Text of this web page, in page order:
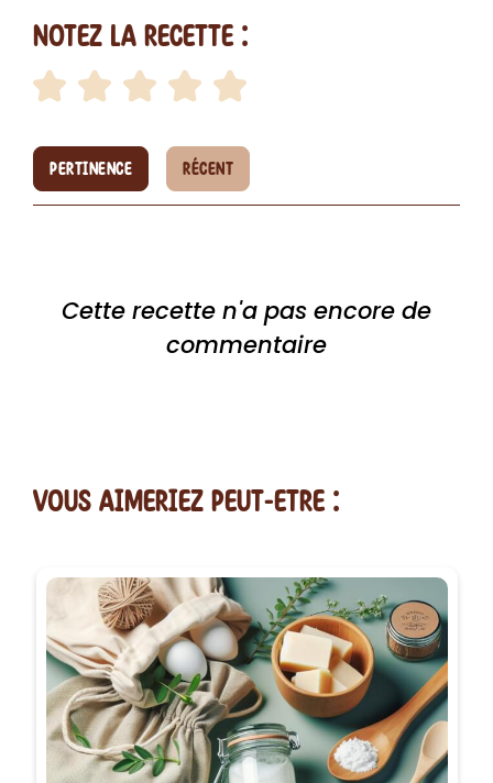
Notez la recette :
PERTINENCE RÉCENT
Cette recette n'a pas encore de
commentaire
vous AIMERiEZ PEUT-ETRE :